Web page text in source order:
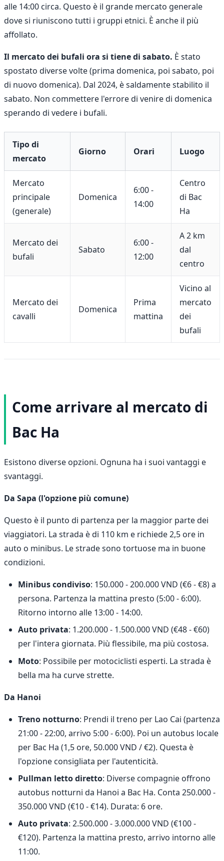
alle 14:00 circa. Questo è il grande mercato generale
dove si riuniscono tutti i gruppi etnici. È anche il più
affollato.
Il mercato dei bufali ora si tiene di sabato. È stato
spostato diverse volte (prima domenica, poi sabato, poi
di nuovo domenica). Dal 2024, è saldamente stabilito il
sabato. Non commettere l'errore di venire di domenica
sperando di vedere i bufali.
Tipo di
mercato
Giorno Orari Luogo
Mercato
principale
(generale)
Domenica
6:00 -
14:00
Centro
di Bac
Ha
Mercato dei
bufali
Sabato
6:00 -
12:00
A 2 km
dal
centro
Mercato dei
cavalli
Domenica
Prima
mattina
Vicino al
mercato
dei
bufali
Come arrivare al mercato di
Bac Ha
Esistono diverse opzioni. Ognuna ha i suoi vantaggi e
svantaggi.
Da Sapa (l'opzione più comune)
Questo è il punto di partenza per la maggior parte dei
viaggiatori. La strada è di 110 km e richiede 2,5 ore in
auto o minibus. Le strade sono tortuose ma in buone
condizioni.
Minibus condiviso: 150.000 - 200.000 VND (€6 - €8) a
persona. Partenza la mattina presto (5:00 - 6:00).
Ritorno intorno alle 13:00 - 14:00.
Auto privata: 1.200.000 - 1.500.000 VND (€48 - €60)
per l'intera giornata. Più flessibile, ma più costosa.
Moto: Possibile per motociclisti esperti. La strada è
bella ma ha curve strette.
Da Hanoi
Treno notturno: Prendi il treno per Lao Cai (partenza
21:00 - 22:00, arrivo 5:00 - 6:00). Poi un autobus locale
per Bac Ha (1,5 ore, 50.000 VND / €2). Questa è
l'opzione consigliata per l'autenticità.
Pullman letto diretto: Diverse compagnie offrono
autobus notturni da Hanoi a Bac Ha. Conta 250.000 -
350.000 VND (€10 - €14). Durata: 6 ore.
Auto privata: 2.500.000 - 3.000.000 VND (€100 -
€120). Partenza la mattina presto, arrivo intorno alle
11:00.